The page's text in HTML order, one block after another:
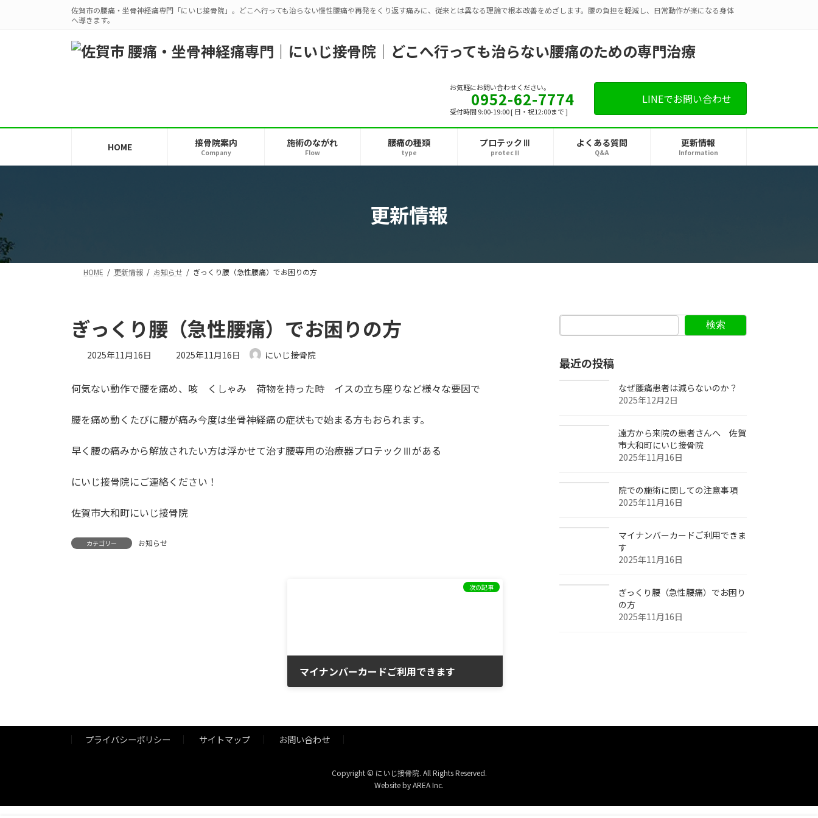
ッ
移
佐賀市の腰痛・坐骨神経痛専門「にいじ接骨院」。どこへ行っても治らない慢性腰痛や再発をくり返す痛みに、従来とは異なる理論で根本改善をめざします。腰の負担を軽減し、日常動作が楽になる身体
へ導きます。
お気軽にお問い合わせください。
0952-62-7774
受付時間 9:00-19:00 [ 日・祝12:00まで ]
LINEでお問い合わせ
HOME 接骨院案内
Company
施術のながれ
Flow
腰痛の種類
type
プロテックⅢ
protecⅢ
よくある質問
Q&A
更新情報
Information
更新情報
HOME 更新情報 お知らせ ぎっくり腰（急性腰痛）でお困りの方
ぎっくり腰（急性腰痛）でお困りの方
2025年11月16日
最
新
時
:
2025年11月16日 にいじ接骨院
何気ない動作で腰を痛め、咳 くしゃみ 荷物を持った時 イスの立ち座りなど様々な要因で
腰を痛め動くたびに腰が痛み今度は坐骨神経痛の症状もで始まる方もおられます。
早く腰の痛みから解放されたい方は浮かせて治す腰専用の治療器プロテックⅢがある
にいじ接骨院にご連絡ください！
佐賀市大和町にいじ接骨院
カテゴリー お知らせ
次の記事
マイナンバーカードご利用できます
検索
最近の投稿
なぜ腰痛患者は減らないのか？
2025年12月2日
遠方から来院の患者さんへ 佐賀
市大和町にいじ接骨院
2025年11月16日
院での施術に関しての注意事項
2025年11月16日
マイナンバーカードご利用できま
す
2025年11月16日
ぎっくり腰（急性腰痛）でお困り
の方
2025年11月16日
プライバシーポリシー サイトマップ お問い合わせ
Copyright © にいじ接骨院. All Rights Reserved.
Website byAREA Inc.